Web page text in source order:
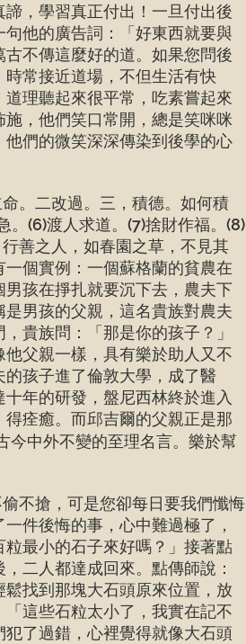
，學習真正付出！一旦付出後
他的廣告詞：「好東西就要與
不傳這麼好的道。如果您問後
常接近道場，不但生活有快
理聽起來很平常，吃素嘗起來
，他們笑口常開，總是笑咪咪
們的微笑深深傳染到後學的心
。二改過。三，積德。如何積
。(6)渡人求道。(7)捨財作福。(8)
善之人，如春園之草，不見其
個實例：一個蘇格蘭的貧農在
孩在掙扎就要沉下去，農夫下
男孩的父親，這名貴族對農夫
貴族問：「那是你的孩子？」
父親一樣，具有樂於助人又不
孩子進了倫敦大學，成了醫
年的研發，盤尼西林終於進入
痊癒。而邱吉爾的父親正是那
今中外不變的至理名言。樂於幫
不搶，可是您卻每日要我們懺悔
件後悔的事，心中難過極了，
最小的石子來好嗎？」接著點
二人都達成回來。點傳師說：
找到那塊大石頭原來位置，放
這些石粒太小了，我實在記不
了過錯，心裡覺得就像大石頭